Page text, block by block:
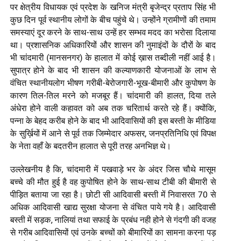
पर क्षेत्रीय विधायक एवं प्रदेश के खनिज मंत्री बृजेन्द्र प्रताप सिंह भी
कुछ दिन पूर्व स्थानीय लोगों के बीच पहुंचे थे। उन्होंने ग्रामीणों की तमाम
समस्याएं दूर करने के साथ-साथ उन्हें हर सम्भव मदद का भरोसा दिलाया
था। प्रशासनिक अधिकारियों और शासन की नुमाइंदों के दौरों के बाद
भी चांदमारी (मानसनगर) के हालात में कोई ख़ास तब्दीली नहीं आई है।
सुपात्र होने के बाद भी शासन की कल्याणकारी योजनाओं के लाभ से
वंचित स्थानीयलोग भीषण गरीबी-बेरोजगारी-भूख-बीमारी और कुपोषण के
कारण तिल-तिल मरने को मजबूर हैं। चांदमारी की हालत, दिया तले
अंधेरा होने वाली कहावत को अब तक चरितार्थ करते रहे हैं। क्योंकि,
पन्ना के बेहद करीब होने के बाद भी आदिवासियों की इस बस्ती के मीडिया
के सुर्ख़ियों में आने से पूर्व तक जिम्मेदार अफसर, जनप्रतिनिधि एवं विपक्ष
के नेता वहाँ के बदतरीन हालात से पूरी तरह अनभिज्ञ थे।
उल्लेखनीय है कि, चांदमारी में पखवाड़े भर के अंदर जिस चौथे मासूम
बच्चे की मौत हुई है वह कुपोषित होने के साथ-साथ टीबी की बीमारी से
पीड़ित बताया जा रहा है। छोटी सी आदिवासी बस्ती में निवासरत 70 से
अधिक आदिवासी खाद्य सुरक्षा योजना से वंचित पाये गये है। आदिवासी
बस्ती में सड़क, नालियां तथा सफाई के प्रबंध नही होने से गंदगी की वजह
से गरीब आदिवासियों एवं उनके बच्चों को बीमारियों का सामना करना पड़